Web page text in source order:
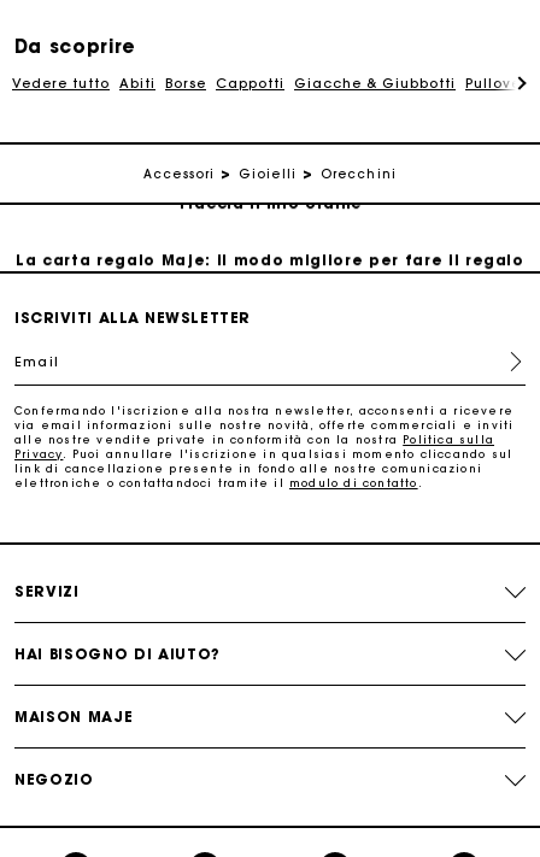
Da scoprire
Vedere tutto Abiti Borse Cappotti Giacche & Giubbotti
Accessori Gioielli Orecchini
Paga in 3 rate senza commissioni
perfetto
Consegna a domicilio offerta entro 2-3 giorni
Cambi & Resi gratuiti
La carta regalo Maje: il modo migliore per fare il regalo
ISCRIVITI ALLA NEWSLETTER
Email
Confermando l'iscrizione alla nostra newsletter, acconsenti a ricevere
via email informazioni sulle nostre novità, offerte commerciali e inviti
alle nostre vendite private in conformità con la nostra Politica sulla
Privacy
. Puoi annullare l'iscrizione in qualsiasi momento cliccando sul
link di cancellazione presente in fondo alle nostre comunicazioni
elettroniche o contattandoci tramite il modulo di contatto
SERVIZI
HAI BISOGNO DI AIUTO?
MAISON MAJE
NEGOZIO